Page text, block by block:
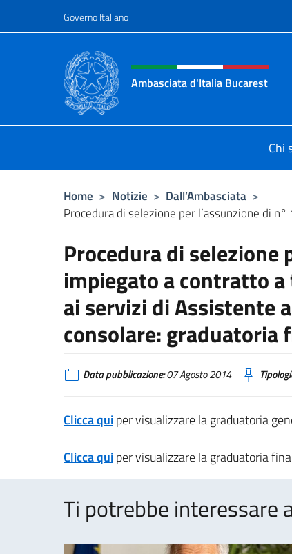
Governo Italiano
Intestazione sito, social e
Ambasciata d'Italia Bucarest
Chi
Home > Notizie > Dall’Ambasciata >
Procedura di selezione per l’assunzione di
Procedura di selezione
impiegato a contratto
ai servizi di Assistente
consolare: graduatoria
Data pubblicazione:07 Agosto 2014
Clicca quiper visualizzare la graduatoria
Clicca quiper visualizzare la graduatoria
Ti potrebbe interessare